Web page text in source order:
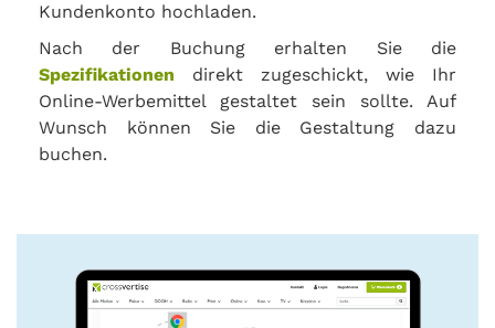
Kundenkonto hochladen.
Nach der Buchung erhalten Sie die
Spezifikationen direkt zugeschickt, wie Ihr
Online-Werbemittel gestaltet sein sollte. Auf
Wunsch können Sie die Gestaltung dazu
buchen.